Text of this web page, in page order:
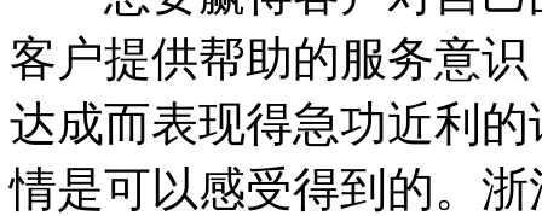
客户提供帮助的服务意
达成而表现得急功近利
情是可以感受得到的。